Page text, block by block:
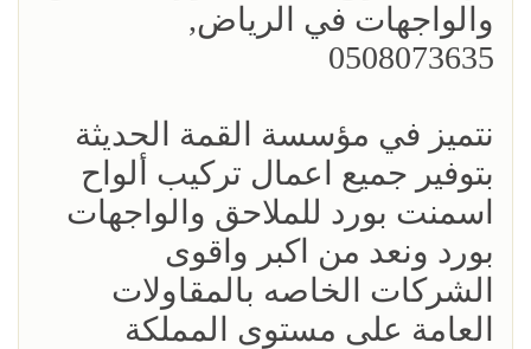
والواجهات في الرياض,
0508073635
نتميز في مؤسسة القمة الحديثة
بتوفير جميع اعمال تركيب ألواح
اسمنت بورد للملاحق والواجهات
بورد ونعد من اكبر واقوى
الشركات الخاصه بالمقاولات
العامة على مستوى المملكة